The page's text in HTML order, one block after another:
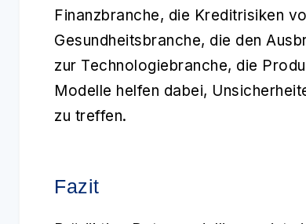
Finanzbranche, die Kreditrisiken
Gesundheitsbranche, die den
zur Technologiebranche, die
Modelle helfen dabei,
zu treffen.
Fazit